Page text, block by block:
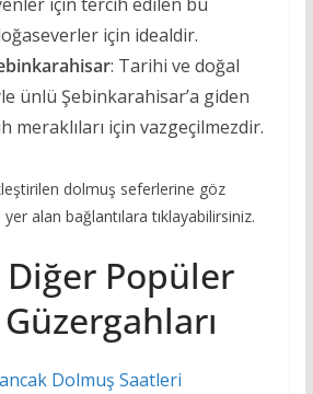
için idealdir.
: Tarihi ve doğal
ünlü Şebinkarahisar’a giden
meraklıları için vazgeçilmezdir.
dolmuş seferlerine göz
alan bağlantılara tıklayabilirsiniz.
Popüler
Dolmuş Saatleri